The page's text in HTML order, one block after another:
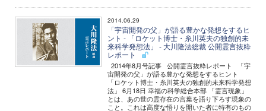
2014.06.29
「宇宙開発の父」が語る豊かな発想をするヒ
ント - 「ロケット博士・糸川英夫の独創的未
来科学発想法」 - 大川隆法総裁 公開霊言抜粋
レポート
2014年8月号記事 公開霊言抜粋レポート 「宇
宙開発の父」が語る豊かな発想をするヒント
「ロケット博士・糸川英夫の独創的未来科学発想
法」 6月18日 幸福の科学総合本部 「霊言現象」
とは、あの世の霊存在の言葉を語り下ろす現象の
こと。これは高度な悟りを開いた者に特有のもの